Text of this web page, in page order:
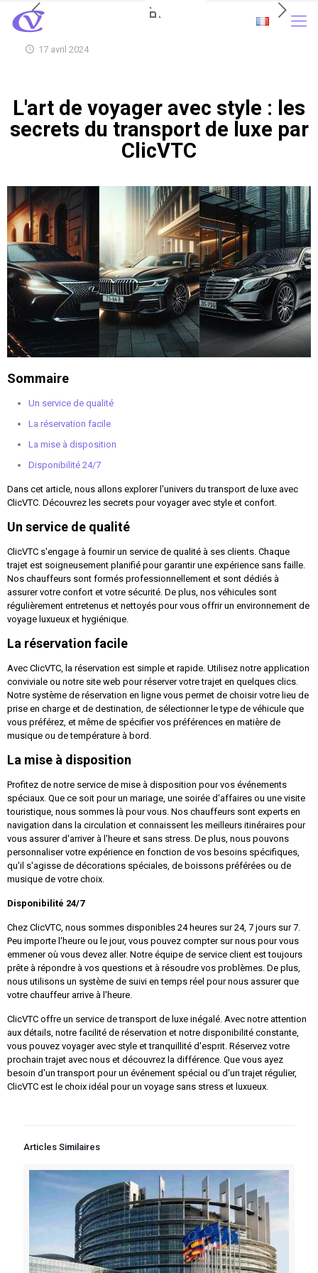
17 avril 2024
L'art de voyager avec style : les
secrets du transport de luxe par
ClicVTC
Sommaire
Un service de qualité
La réservation facile
La mise à disposition
Disponibilité 24/7
Dans cet article, nous allons explorer l'univers du transport de luxe avec
ClicVTC. Découvrez les secrets pour voyager avec style et confort.
Un service de qualité
ClicVTC s'engage à fournir un service de qualité à ses clients. Chaque
trajet est soigneusement planifié pour garantir une expérience sans faille.
Nos chauffeurs sont formés professionnellement et sont dédiés à
assurer votre confort et votre sécurité. De plus, nos véhicules sont
régulièrement entretenus et nettoyés pour vous offrir un environnement de
voyage luxueux et hygiénique.
La réservation facile
Avec ClicVTC, la réservation est simple et rapide. Utilisez notre application
conviviale ou notre site web pour réserver votre trajet en quelques clics.
Notre système de réservation en ligne vous permet de choisir votre lieu de
prise en charge et de destination, de sélectionner le type de véhicule que
vous préférez, et même de spécifier vos préférences en matière de
musique ou de température à bord.
La mise à disposition
Profitez de notre service de mise à disposition pour vos événements
spéciaux. Que ce soit pour un mariage, une soirée d'affaires ou une visite
touristique, nous sommes là pour vous. Nos chauffeurs sont experts en
navigation dans la circulation et connaissent les meilleurs itinéraires pour
vous assurer d'arriver à l'heure et sans stress. De plus, nous pouvons
personnaliser votre expérience en fonction de vos besoins spécifiques,
qu'il s'agisse de décorations spéciales, de boissons préférées ou de
musique de votre choix.
Disponibilité 24/7
Chez ClicVTC, nous sommes disponibles 24 heures sur 24, 7 jours sur 7.
Peu importe l'heure ou le jour, vous pouvez compter sur nous pour vous
emmener où vous devez aller. Notre équipe de service client est toujours
prête à répondre à vos questions et à résoudre vos problèmes. De plus,
nous utilisons un système de suivi en temps réel pour nous assurer que
votre chauffeur arrive à l'heure.
ClicVTC offre un service de transport de luxe inégalé. Avec notre attention
aux détails, notre facilité de réservation et notre disponibilité constante,
vous pouvez voyager avec style et tranquillité d'esprit. Réservez votre
prochain trajet avec nous et découvrez la différence. Que vous ayez
besoin d'un transport pour un événement spécial ou d'un trajet régulier,
ClicVTC est le choix idéal pour un voyage sans stress et luxueux.
Articles Similaires